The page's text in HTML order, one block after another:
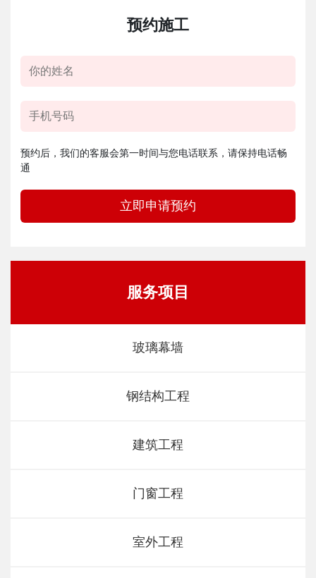
预约施工
预约后，我们的客服会第一时间与您电话联系，请保持电话畅
通
立即申请预约
服务项目
玻璃幕墙
钢结构工程
建筑工程
门窗工程
室外工程